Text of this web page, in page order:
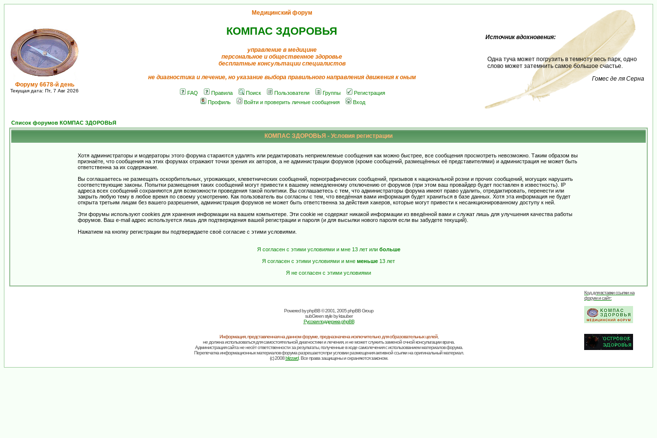
Форуму 6678-й день
Текущая дата: Пт, 7 Авг 2026
Медицинский форум
КОМПАС ЗДОРОВЬЯ
управление в медицине
персональное и общественное здоровье
бесплатные консультации специалистов
не диагностика и лечение, но указание выбора правильного направления движения к оным
FAQ Правила Поиск Пользователи Группы
Регистрация
Профиль
Войти и проверить личные сообщения Вход
Источник вдохновения:
Одна туча может погрузить в темноту весь парк, одно
слово может затемнить самое большое счастье.
Гомес де ля Серна
Список форумов КОМПАС ЗДОРОВЬЯ
КОМПАС ЗДОРОВЬЯ - Условия регистрации
Хотя администраторы и модераторы этого форума стараются удалять или редактировать неприемлемые сообщения как можно быстрее, все сообщения просмотреть невозможно. Таким образом вы
признаёте, что сообщения на этих форумах отражают точки зрения их авторов, а не администрации форумов (кроме сообщений, размещённых её представителями) и администрация не может быть
ответственна за их содержание.
Вы соглашаетесь не размещать оскорбительных, угрожающих, клеветнических сообщений, порнографических сообщений, призывов к национальной розни и прочих сообщений, могущих нарушить
соответствующие законы. Попытки размещения таких сообщений могут привести к вашему немедленному отключению от форумов (при этом ваш провайдер будет поставлен в известность). IP
адреса всех сообщений сохраняются для возможности проведения такой политики. Вы соглашаетесь с тем, что администраторы форума имеют право удалить, отредактировать, перенести или
закрыть любую тему в любое время по своему усмотрению. Как пользователь вы согласны с тем, что введённая вами информация будет храниться в базе данных. Хотя эта информация не будет
открыта третьим лицам без вашего разрешения, администрация форумов не может быть ответственна за действия хакеров, которые могут привести к несанкционированному доступу к ней.
Эти форумы используют cookies для хранения информации на вашем компьютере. Эти cookie не содержат никакой информации из введённой вами и служат лишь для улучшения качества работы
форумов. Ваш e-mail адрес используется лишь для подтверждения вашей регистрации и пароля (и для высылки нового пароля если вы забудете текущий).
Нажатием на кнопку регистрации вы подтверждаете своё согласие с этими условиями.
Я согласен с этими условиями и мне 13 лет или больше
Я согласен с этими условиями и мне меньше 13 лет
Я не согласен с этими условиями
Powered byphpBB© 2001, 2005 phpBB Group
subGreen style byktauber
Русская поддержка phpBB
Код для вставки ссылки на
форум и сайт:
Информация, представленная на данном форуме, предназначена исключительно для образовательных целей,
не должна использоваться для самостоятельной диагностики и лечения, и не может служить заменой очной консультации врача.
Администрация сайта не несёт ответственности за результаты, полученные в ходе самолечения с использованием материалов форума.
Перепечатка информационных материалов форума разрешается при условии размещения активной ссылки на оригинальный материал.
(c) 2008blizzard. Все права защищены и охраняются законом.